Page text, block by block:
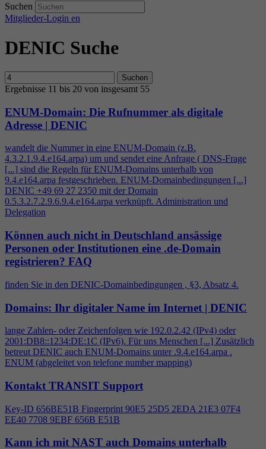
Suchen
Mitglieder-Login en
DENIC Suche
Suchen
Ergebnisse 11 bis 20 von insgesamt 55
ENUM-Domain: Die Rufnummer als digitale
Adresse | DENIC
wandelt die Nummer in eine ENUM-Domain (z.B.
4.3.2.1.9.4.e164.arpa) um und sendet eine Anfrage ( DNS-Frage
[...] sind die Regeln für ENUM-Domains unterhalb von
9.4.e164.arpa festgeschrieben. ENUM-Domainbedingungen [...]
DENIC +49 69 27 2350 mit der Domain
0.5.3.2.7.2.9.6.9.4.e164.arpa verknüpft. Administration und
Delegation
Können auch nicht in Deutschland ansässige
Personen oder Institutionen eine .de-Domain
registrieren? FAQ
finden Sie in den DENIC-Domainbedingungen , §3, Absatz 4.
Domains: Ihr digitaler Name im Internet | DENIC
lange Zahlen- oder Zeichenfolgen wie 192.0.2.42 (IPv4) oder
2001:DB8::1234:DE:1C (IPv6). Für uns Menschen [...] Zusätzlich
betreut DENIC auch ENUM-Domains unter .9.4.e164.arpa .
ENUM (abgeleitet von telefone number mapping)
Kontakt TRANSIT Support
Key-ID 656BE51B Fingerprint 90E5 25D5 2EDA 21E3 07F4
EE40 7708 9EBF 656B E51B
Kann ich mit NAST auch Domains unterhalb